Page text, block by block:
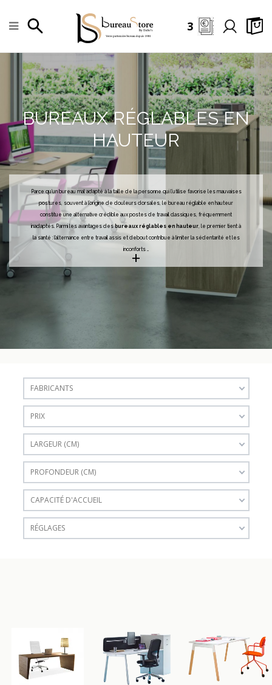
3
BUREAUX RÉGLABLES EN
HAUTEUR
Parce qu’un bureau mal adapté à la taille de la personne qui l’utilise favorise les mauvaises
postures, souvent à l’origine de douleurs dorsales, le bureau réglable en hauteur
constitue une alternative crédible aux postes de travail classiques, fréquemment
inadaptés. Parmi les avantages desbureaux réglables en hauteur , le premier tient à
la santé : l’alternance entre travail assis et debout contribue à limiter la sédentarité et les
inconforts
+
FABRICANTS
PRIX
LARGEUR (CM)
PROFONDEUR (CM)
CAPACITÉ D'ACCUEIL
RÉGLAGES